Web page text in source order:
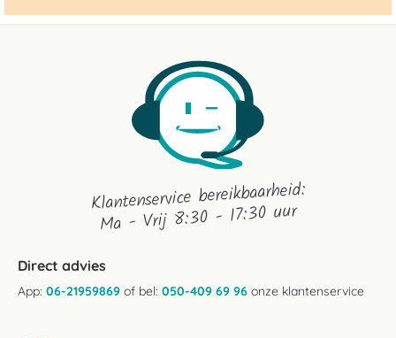
Klantenservice bereikbaarheid:
Ma - Vrij 8:30 - 17:30 uur
Direct advies
App: 06-21959869 of bel: 050-409 69 96 onze klantenservice